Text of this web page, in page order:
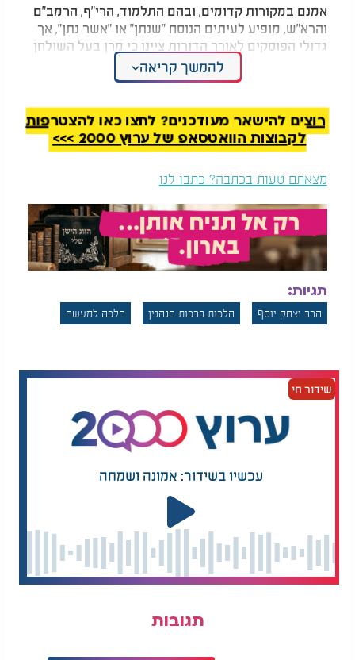
אמנם במקורות קדומים, ובהם התלמוד, הרי"ף, הרמב"ם
והרא"ש, מופיע לעיתים הנוסח "שנתן" או "אשר נתן", אך
גדולי הפוסקים לאורך הדורות ציינו כי מרן בעל השולחן
ערוך לא דקדק בזה באופן מחייב, ופעם העתיק נוסח זה
יתרה מכך, בדברי המקובלים ותלמידי האר"י הקדוש
מצינו העדפה ברורה לנוסח "הנותן", בדומה לברכת
"הנותן לשכוי בינה". הרציונל העומד מאחורי העדפה זו
והחיונית של הבורא בעולם.
המלצות נוספות
הקדוש ברוך הוא אינו רק זה שנתן ריח בעבר הרחוק,
אלא הוא הנותן, המחדש בטובו בכל יום ובכל רגע את זיו
הבריאה וריחותיה.
יש שטענו כי כיוון שהנאת הריח אינה הכרחית לקיום
הפיזי של האדם, בשונה מאכילה ושתייה, עדיף שלא
להיכנס לספק ברכות ולחדול מהרחת פירות כליל.
אולם, כנגד גישה זו, פוסקים רבים מדגישים כי אין שינוי
הנוסח מעכב את הברכה בדיעבד, ושני הנוסחים עוסקים
באותו עניין ומשמעותם דומה.
יתרה מכך, מצינו בתלמוד הירושלמי דברים נוקבים על
כך שעתיד אדם ליתן את הדין על כל הנאה כשרה
להמשך קריאה
רוצים להישאר מעודכנים? לחצו כאן להצטרפות
לקבוצות הוואטסאפ של ערוץ 2000 >>>
מצאתם טעות בכתבה? כתבו לנו
תגיות:
הרב יצחק יוסף הלכות ברכות הנהנין הלכה למעשה
שידור חי
עכשיו בשידור: אמונה ושמחה
תגובות